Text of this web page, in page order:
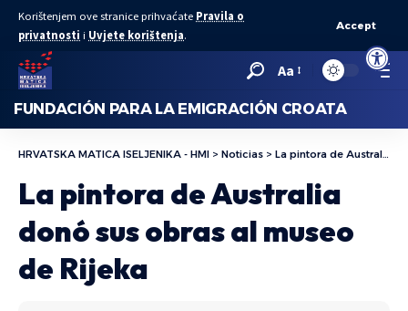
Abrir
Korištenjem ove stranice prihvaćate Pravila o
privatnosti i Uvjete korištenja.
Accept
Aa
FUNDACIÓN PARA LA EMIGRACIÓN CROATA
HRVATSKA MATICA ISELJENIKA - HMI > Noticias > La pintora de Australia donó sus obras al museo de Rijeka
La pintora de Australia
donó sus obras al museo
de Rijeka